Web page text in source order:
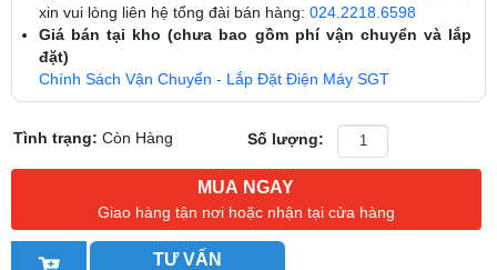
xin vui lòng liên hệ tổng đài bán hàng: 024.2218.6598
Giá bán tại kho (chưa bao gồm phí vận chuyển và lắp
đặt)
Chính Sách Vận Chuyển - Lắp Đặt Điện Máy SGT
Tình trạng:Còn Hàng Số lượng:
MUA NGAY
Giao hàng tận nơi hoặc nhận tại cửa hàng
TƯ VẤN